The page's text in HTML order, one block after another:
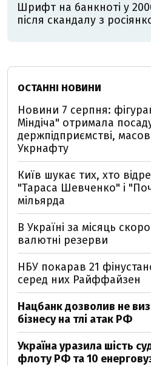
Шрифт на банкноті у
після скандалу з
ОСТАННІ НОВИНИ
Новини 7 серпня:
Міндіча" отримала
держпідприємстві,
Укрнафту
Київ шукає тих, хто
"Тараса Шевченко" і
мільярда
В Україні за місяць
валютні резерви
НБУ покарав 21
серед них Райффайзен
Нацбанк дозволив не
бізнесу на тлі атак РФ
Україна уразила шість
флоту РФ та 10